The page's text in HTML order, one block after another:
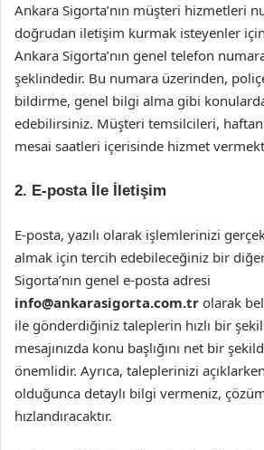
Ankara Sigorta’nın müşteri hizmetleri
doğrudan iletişim kurmak isteyenler için
Ankara Sigorta’nın genel telefon
şeklindedir. Bu numara üzerinden,
bildirme, genel bilgi alma gibi
edebilirsiniz. Müşteri temsilcileri,
mesai saatleri içerisinde hizmet
2. E-posta İle İletişim
E-posta, yazılı olarak işlemlerinizi
almak için tercih edebileceğiniz bir
Sigorta’nın genel e-posta adresi
info@ankarasigorta.com.tr olarak
ile gönderdiğiniz taleplerin hızlı bir
mesajınızda konu başlığını net bir
önemlidir. Ayrıca, taleplerinizi
olduğunca detaylı bilgi vermeniz,
hızlandıracaktır.